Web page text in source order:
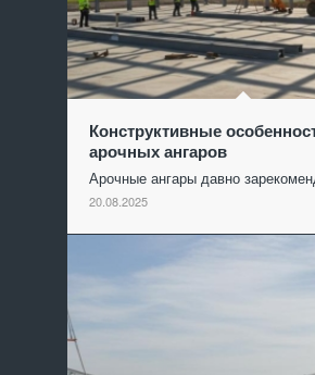
Конструктивные
арочных ангаров
Арочные ангары давно
20.08.2025